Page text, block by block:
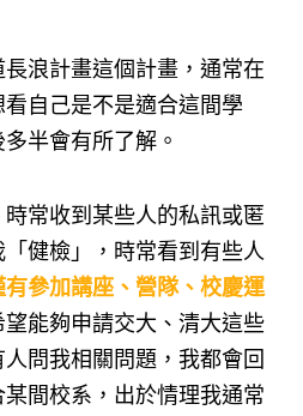
浪計畫這個計畫，通常在
自己是不是適合這間學
半會有所了解。
常收到某些人的私訊或匿
健檢」，時常看到有些人
參加講座、營隊、校慶運
望能夠申請交大、清大這些
問我相關問題，我都會回
間校系，出於情理我通常